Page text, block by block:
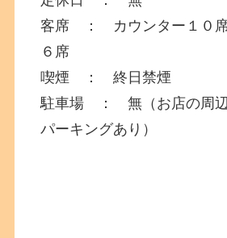
客席 ： カウンター１０席
６席
喫煙 ： 終日禁煙
駐車場 ： 無（お店の周辺
パーキングあり）